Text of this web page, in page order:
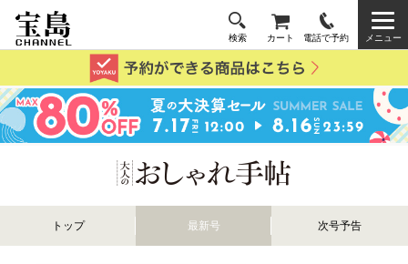
検索 カート 電話で予約 メニュー
トップ 最新号 次号予告